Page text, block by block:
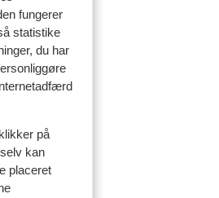
fungerer
statistike
du har
på
kan
placeret